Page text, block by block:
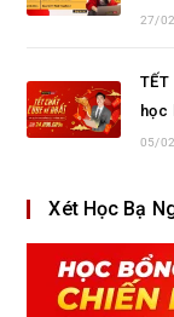
27/
TẾT
học
05/
Xét Học Bạ